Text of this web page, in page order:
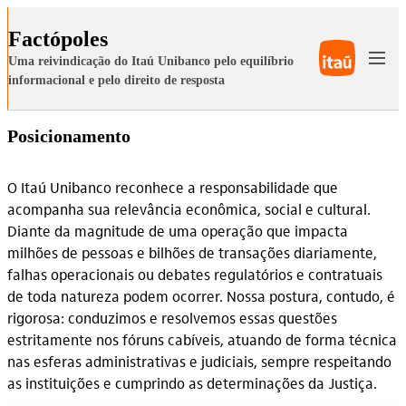
Factópoles
Uma reivindicação do Itaú Unibanco pelo equilíbrio
informacional e pelo direito de resposta
Posicionamento
O Itaú Unibanco reconhece a responsabilidade que
acompanha sua relevância econômica, social e cultural.
Diante da magnitude de uma operação que impacta
milhões de pessoas e bilhões de transações diariamente,
falhas operacionais ou debates regulatórios e contratuais
de toda natureza podem ocorrer. Nossa postura, contudo, é
rigorosa: conduzimos e resolvemos essas questões
estritamente nos fóruns cabíveis, atuando de forma técnica
nas esferas administrativas e judiciais, sempre respeitando
as instituições e cumprindo as determinações da Justiça.